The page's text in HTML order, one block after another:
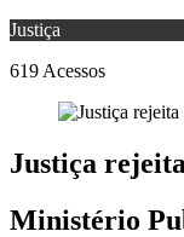
Justiça
619 Acessos
Justiça
Ministério